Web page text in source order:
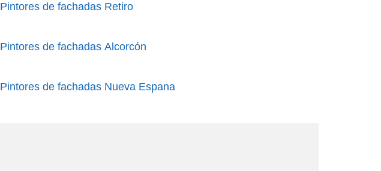
Pintores de fachadas Retiro
Pintores de fachadas Alcorcón
Pintores de fachadas Nueva Espana